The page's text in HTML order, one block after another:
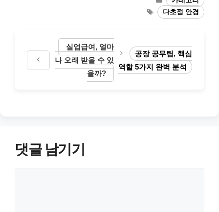
테
고
태
그
다초점 안경
실업급여, 얼마
나 오래 받을 수 있
을까?
공장 공무팀, 핵심
역할 5가지 완벽 분석
댓글 남기기